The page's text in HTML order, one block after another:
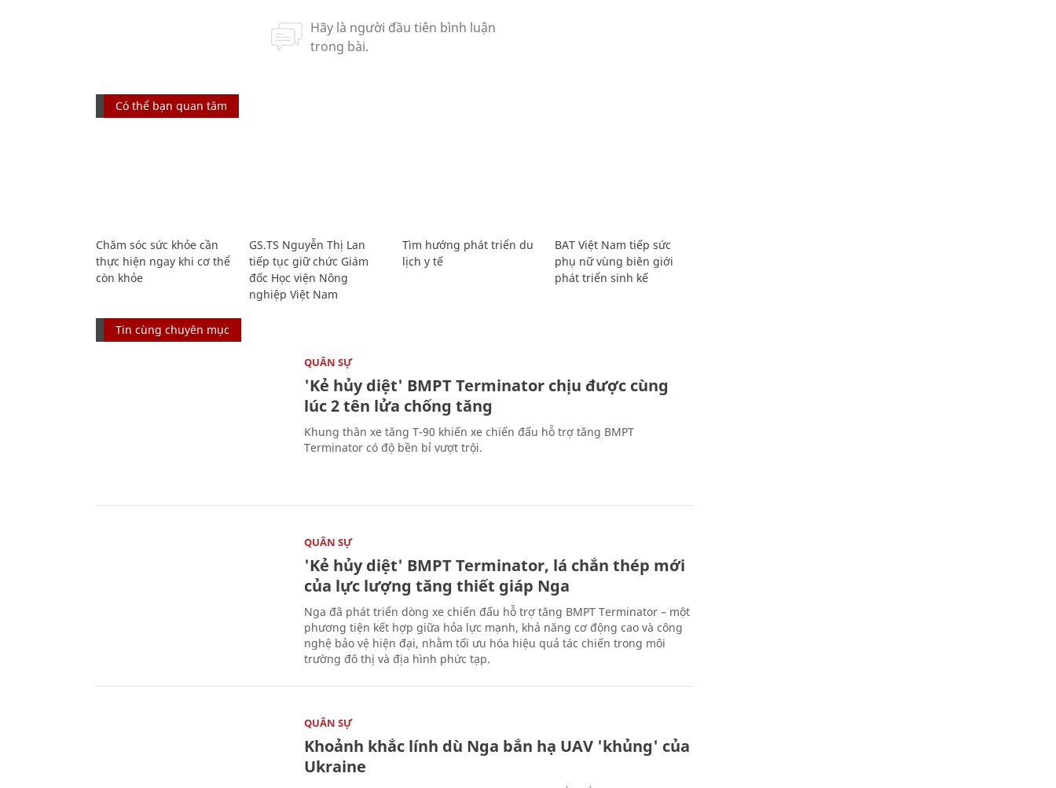
Có thể bạn quan tâm
Chăm sóc sức khỏe cần
thực hiện ngay khi cơ thể
còn khỏe
GS.TS Nguyễn Thị Lan
tiếp tục giữ chức Giám
đốc Học viện Nông
nghiệp Việt Nam
Tìm hướng phát triển du
lịch y tế
BAT Việt Nam tiếp sức
phụ nữ vùng biên giới
phát triển sinh kế
Tin cùng chuyên mục
QUÂN SỰ
'Kẻ hủy diệt' BMPT Terminator chịu được cùng
lúc 2 tên lửa chống tăng
Khung thân xe tăng T-90 khiến xe chiến đấu hỗ trợ tăng BMPT
Terminator có độ bền bỉ vượt trội.
QUÂN SỰ
'Kẻ hủy diệt' BMPT Terminator, lá chắn thép mới
của lực lượng tăng thiết giáp Nga
Nga đã phát triển dòng xe chiến đấu hỗ trợ tăng BMPT Terminator – một
phương tiện kết hợp giữa hỏa lực mạnh, khả năng cơ động cao và công
nghệ bảo vệ hiện đại, nhằm tối ưu hóa hiệu quả tác chiến trong môi
trường đô thị và địa hình phức tạp.
QUÂN SỰ
Khoảnh khắc lính dù Nga bắn hạ UAV 'khủng' của
Ukraine